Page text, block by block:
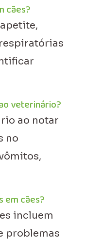
cães?
veterinário?
ao notar
no
em cães?
incluem
problemas